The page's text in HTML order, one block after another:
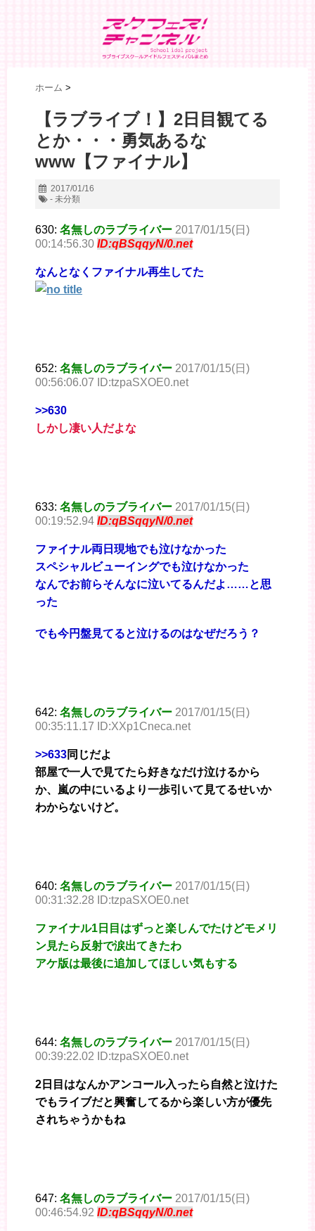
ホーム >
【ラブライブ！】2日目観てる
とか・・・勇気あるな
www【ファイナル】
2017/01/16
- 未分類
630: 名無しのラブライバー 2017/01/15(日)
00:14:56.30 ID:qBSqqyN/0.net
なんとなくファイナル再生してた
652: 名無しのラブライバー 2017/01/15(日)
00:56:06.07 ID:tzpaSXOE0.net
>>630
しかし凄い人だよな
633: 名無しのラブライバー 2017/01/15(日)
00:19:52.94 ID:qBSqqyN/0.net
ファイナル両日現地でも泣けなかった
スペシャルビューイングでも泣けなかった
なんでお前らそんなに泣いてるんだよ……と思
った
でも今円盤見てると泣けるのはなぜだろう？
642: 名無しのラブライバー 2017/01/15(日)
00:35:11.17 ID:XXp1Cneca.net
>>633同じだよ
部屋で一人で見てたら好きなだけ泣けるから
か、嵐の中にいるより一歩引いて見てるせいか
わからないけど。
640: 名無しのラブライバー 2017/01/15(日)
00:31:32.28 ID:tzpaSXOE0.net
ファイナル1日目はずっと楽しんでたけどモメリ
ン見たら反射で涙出てきたわ
アケ版は最後に追加してほしい気もする
644: 名無しのラブライバー 2017/01/15(日)
00:39:22.02 ID:tzpaSXOE0.net
2日目はなんかアンコール入ったら自然と泣けた
でもライブだと興奮してるから楽しい方が優先
されちゃうかもね
647: 名無しのラブライバー 2017/01/15(日)
00:46:54.92 ID:qBSqqyN/0.net